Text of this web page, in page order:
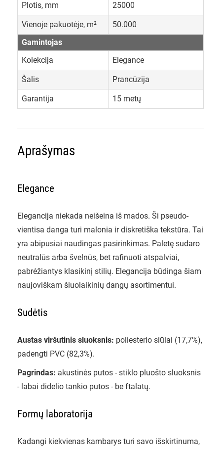
Plotis, mm 25000
Vienoje pakuotėje, m²
50.000
Gamintojas
Kolekcija
Elegance
Šalis Prancūzija
Garantija 15 metų
Aprašymas
Elegance
Elegancija niekada neišeina iš mados. Ši pseudo-
vientisa danga turi malonia ir diskretiška tekstūra. Tai
yra abipusiai naudingas pasirinkimas. Paletę sudaro
neutralūs arba švelnūs, bet rafinuoti atspalviai,
pabrėžiantys klasikinį stilių. Elegancija būdinga šiam
naujoviškam šiuolaikinių dangų asortimentui.
Sudėtis
Austas viršutinis sluoksnis: poliesterio siūlai (17,7%),
padengti PVC (82,3%).
Pagrindas: akustinės putos - stiklo pluošto sluoksnis
- labai didelio tankio putos - be ftalatų.
Formų laboratorija
Kadangi kiekvienas kambarys turi savo išskirtinuma,